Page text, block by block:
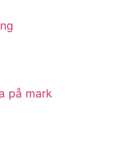
på mark